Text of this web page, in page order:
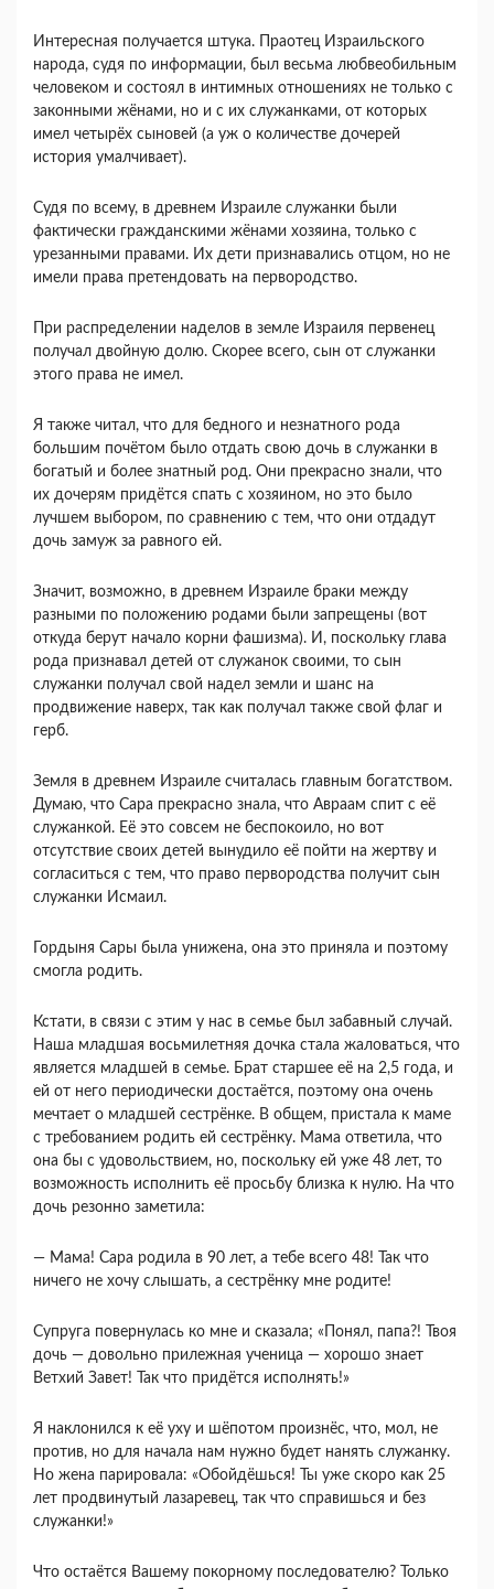
Интересная получается штука. Праотец Израильского
народа, судя по информации, был весьма любвеобильным
человеком и состоял в интимных отношениях не только с
законными жёнами, но и с их служанками, от которых
имел четырёх сыновей (а уж о количестве дочерей
история умалчивает).
Судя по всему, в древнем Израиле служанки были
фактически гражданскими жёнами хозяина, только с
урезанными правами. Их дети признавались отцом, но не
имели права претендовать на первородство.
При распределении наделов в земле Израиля первенец
получал двойную долю. Скорее всего, сын от служанки
этого права не имел.
Я также читал, что для бедного и незнатного рода
большим почётом было отдать свою дочь в служанки в
богатый и более знатный род. Они прекрасно знали, что
их дочерям придётся спать с хозяином, но это было
лучшем выбором, по сравнению с тем, что они отдадут
дочь замуж за равного ей.
Значит, возможно, в древнем Израиле браки между
разными по положению родами были запрещены (вот
откуда берут начало корни фашизма). И, поскольку глава
рода признавал детей от служанок своими, то сын
служанки получал свой надел земли и шанс на
продвижение наверх, так как получал также свой флаг и
герб.
Земля в древнем Израиле считалась главным богатством.
Думаю, что Сара прекрасно знала, что Авраам спит с её
служанкой. Её это совсем не беспокоило, но вот
отсутствие своих детей вынудило её пойти на жертву и
согласиться с тем, что право первородства получит сын
служанки Исмаил.
Гордыня Сары была унижена, она это приняла и поэтому
смогла родить.
Кстати, в связи с этим у нас в семье был забавный случай.
Наша младшая восьмилетняя дочка стала жаловаться, что
является младшей в семье. Брат старшее её на 2,5 года, и
ей от него периодически достаётся, поэтому она очень
мечтает о младшей сестрёнке. В общем, пристала к маме
с требованием родить ей сестрёнку. Мама ответила, что
она бы с удовольствием, но, поскольку ей уже 48 лет, то
возможность исполнить её просьбу близка к нулю. На что
дочь резонно заметила:
— Мама! Сара родила в 90 лет, а тебе всего 48! Так что
ничего не хочу слышать, а сестрёнку мне родите!
Супруга повернулась ко мне и сказала; «Понял, папа?! Твоя
дочь — довольно прилежная ученица — хорошо знает
Ветхий Завет! Так что придётся исполнять!»
Я наклонился к её уху и шёпотом произнёс, что, мол, не
против, но для начала нам нужно будет нанять служанку.
Но жена парировала: «Обойдёшься! Ты уже скоро как 25
лет продвинутый лазаревец, так что справишься и без
служанки!»
Что остаётся Вашему покорному последователю? Только